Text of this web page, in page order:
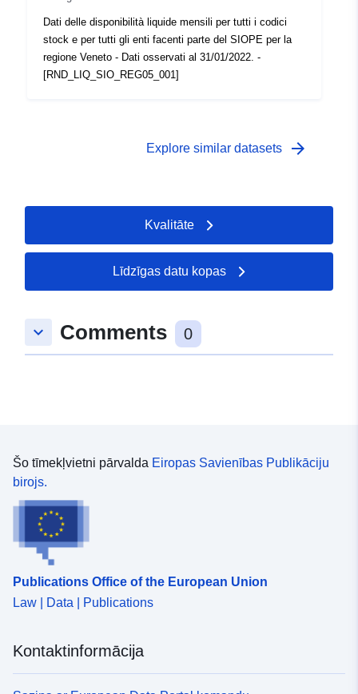
Dati delle disponibilità liquide mensili per tutti i codici
stock e per tutti gli enti facenti parte del SIOPE per la
regione Veneto - Dati osservati al 31/01/2022. -
[RND_LIQ_SIO_REG05_001]
Explore similar datasets arrow_forward
Kvalitāte
Līdzīgas datu kopas
keyboard_arrow_down Comments 0
Šo tīmekļvietni pārvalda Eiropas Savienības Publikāciju
birojs.
Publications Office of the European Union
Law | Data | Publications
Kontaktinformācija